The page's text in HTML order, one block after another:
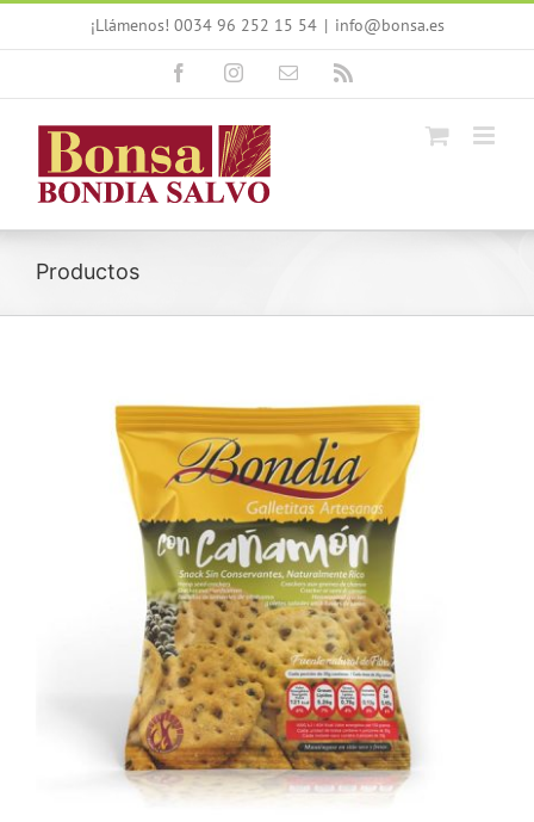
Saltar
¡Llámenos! 0034 96 252 15 54 | info@bonsa.es
FacebookInstagramCorreo
Productos